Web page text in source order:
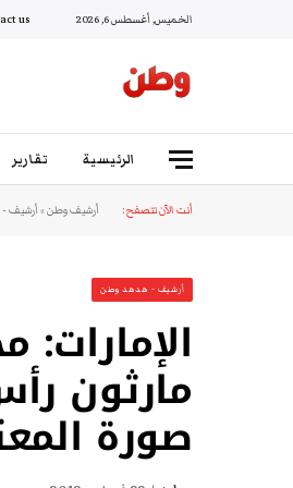
الخميس, أغسطس 6, 2026 us
الرئيسية تقارير
أنت الآن تتصفح: أرشيف وطن»أرشيف
أرشيف - هدهد وطن
مارثون
صورة